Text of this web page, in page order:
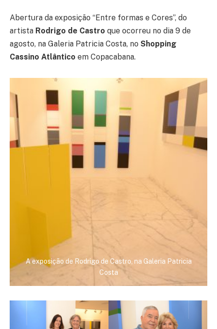
Abertura da exposição “Entre formas e Cores”, do
artista Rodrigo de Castro que ocorreu no dia 9 de
agosto, na Galeria Patricia Costa, no Shopping
Cassino Atlântico em Copacabana.
A exposição de Rodrigo de Castro, na Galeria Patricia
Costa